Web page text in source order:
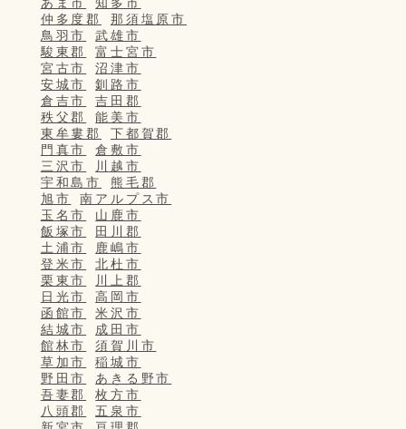
仲多度郡
那須塩原市
鳥羽市
武雄市
駿東郡
富士宮市
宮古市
沼津市
安城市
釧路市
倉吉市
吉田郡
秩父郡
能美市
東牟婁郡
下都賀郡
門真市
倉敷市
三沢市
川越市
宇和島市
熊毛郡
旭市
南アルプス市
玉名市
山鹿市
飯塚市
田川郡
土浦市
鹿嶋市
登米市
北杜市
栗東市
川上郡
日光市
高岡市
函館市
米沢市
結城市
成田市
館林市
須賀川市
草加市
稲城市
野田市
あきる野市
吾妻郡
枚方市
八頭郡
五泉市